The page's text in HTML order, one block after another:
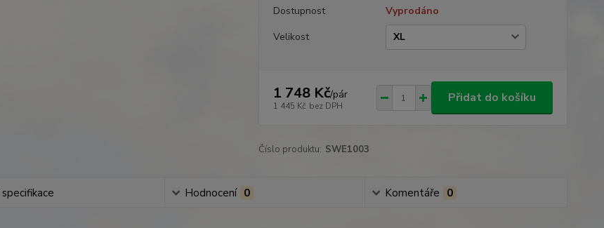
Dostupnost
Vyprodáno
Velikost
1 748 Kč/pár
1 445 Kč bez DPH
Přidat do košíku
Číslo produktu: SWE1003
Hodnocení 0 Komentáře 0